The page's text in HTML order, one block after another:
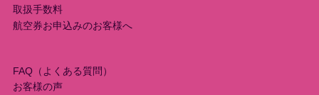
取扱手数料
航空券お申込みのお客様へ
FAQ（よくある質問）
お客様の声